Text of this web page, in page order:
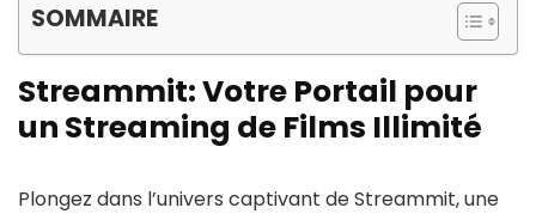
SOMMAIRE
Streammit: Votre Portail pour
un Streaming de Films Illimité
Plongez dans l’univers captivant de Streammit, une